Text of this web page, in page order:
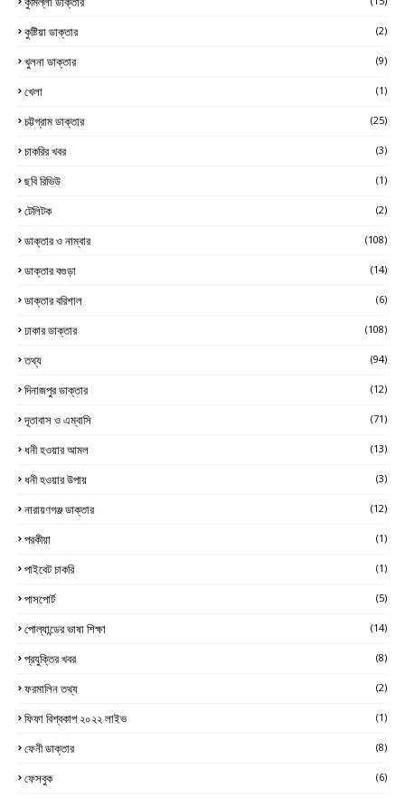
কুষ্টিয়া ডাক্তার (2)
খুলনা ডাক্তার (9)
খেলা (1)
চট্টগ্রাম ডাক্তার (25)
চাকরির খবর (3)
ছবি রিভিউ (1)
টেলিটক (2)
ডাক্তার ও নাম্বার (108)
ডাক্তার বগুড়া (14)
ডাক্তার বরিশাল (6)
ঢাকার ডাক্তার (108)
তথ্য (94)
দিনাজপুর ডাক্তার (12)
দূতাবাস ও এম্বাসি (71)
ধনী হওয়ার আমল (13)
ধনী হওয়ার উপায় (3)
নারায়ণগঞ্জ ডাক্তার (12)
পরকীয়া (1)
পাইবেট চাকরি (1)
পাসপোর্ট (5)
পোল্যান্ডের ভাষা শিক্ষা (14)
প্রযুক্তির খবর (8)
ফরমালিন তথ্য (2)
ফিফা বিশ্বকাপ ২০২২ লাইভ (1)
ফেনী ডাক্তার (8)
ফেসবুক (6)